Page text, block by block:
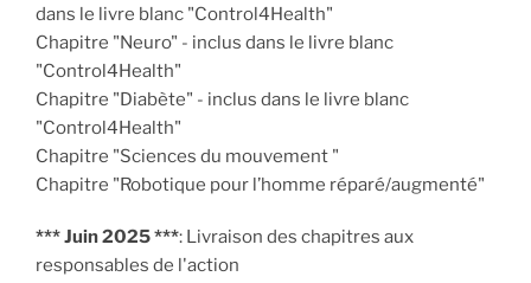
dans le livre blanc "Control4Health"
Chapitre "Neuro" - inclus dans le livre blanc
"Control4Health"
Chapitre "Diabète" - inclus dans le livre blanc
"Control4Health"
Chapitre "Sciences du mouvement "
Chapitre "Robotique pour l’homme réparé/augmenté"
*** Juin 2025 ***: Livraison des chapitres aux
responsables de l'action